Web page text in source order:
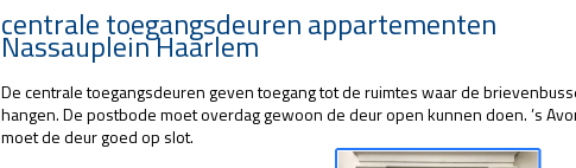
centrale toegangsdeuren appartementen
Nassauplein Haarlem
De centrale toegangsdeuren geven toegang tot de ruimtes waar de
hangen. De postbode moet overdag gewoon de deur open kunnen doen. ’s
moet de deur goed op slot.